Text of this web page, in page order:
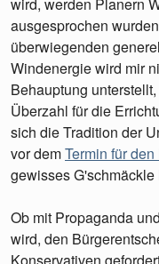
wird, werden Planern
ausgesprochen
überwiegenden
Windenergie wird mir
Behauptung
Überzahl für die
sich die Tradition der
vor demTermin für
gewisses G'schmäckle
Ob mit Propaganda
wird, den